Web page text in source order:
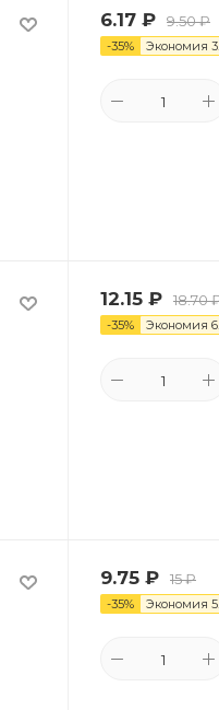
6.17 ₽ 9.50₽
-35% Экономия
12.15 ₽ 18.70
-35% Экономия
9.75 ₽ 15₽
-35% Экономия